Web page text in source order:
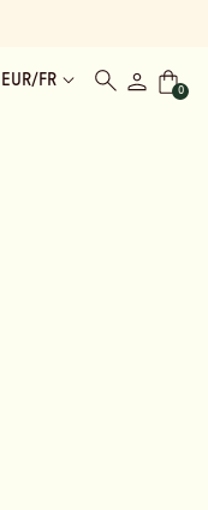
EUR/ FR
0